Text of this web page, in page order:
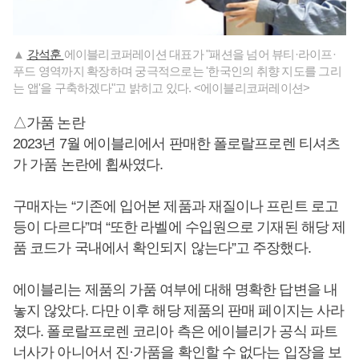
▲ 강석훈 에이블리코퍼레이션 대표가 "패션을 넘어 뷰티·라이프·
푸드 영역까지 확장하며 궁극적으로는 '한국인의 취향 지도를 그리
는 앱'을 구축하겠다"고 밝히고 있다. <에이블리코퍼레이션>
△가품 논란
2023년 7월 에이블리에서 판매한 폴로랄프로렌 티셔츠
가 가품 논란에 휩싸였다.
구매자는 “기존에 입어본 제품과 재질이나 프린트 로고
등이 다르다”며 “또한 라벨에 수입원으로 기재된 해당 제
품 코드가 국내에서 확인되지 않는다”고 주장했다.
에이블리는 제품의 가품 여부에 대해 명확한 답변을 내
놓지 않았다. 다만 이후 해당 제품의 판매 페이지는 사라
졌다. 폴로랄프로렌 코리아 측은 에이블리가 공식 파트
너사가 아니어서 진·가품을 확인할 수 없다는 입장을 보